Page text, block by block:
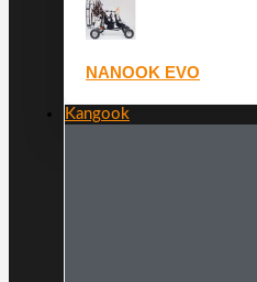
NANOOK EVO
Kangook